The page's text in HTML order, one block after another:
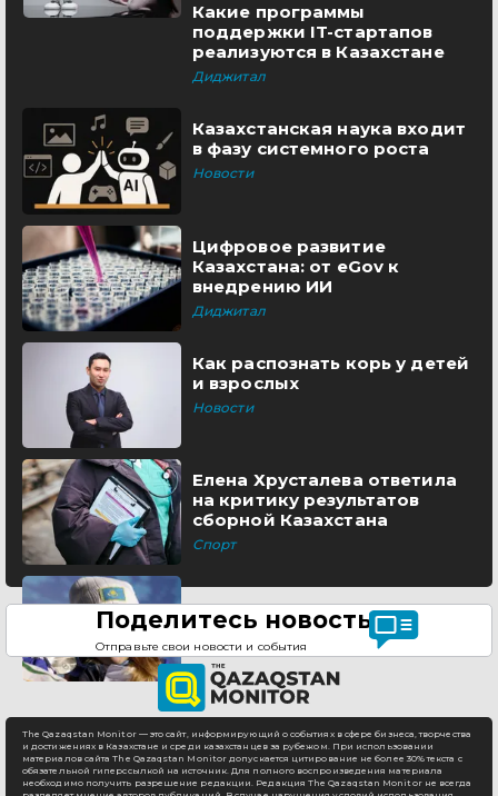
Какие программы
поддержки IT-стартапов
реализуются в Казахстане
Диджитал
Казахстанская наука входит
в фазу системного роста
Новости
Цифровое развитие
Казахстана: от eGov к
внедрению ИИ
Диджитал
Как распознать корь у детей
и взрослых
Новости
Елена Хрусталева ответила
на критику результатов
сборной Казахстана
Спорт
Поделитесь новостью
Отправьте свои новости и события
The Qazaqstan Monitor — это сайт, информирующий о событиях в сфере бизнеса, творчества
и достижениях в Казахстане и среди казахстанцев за рубежом. При использовании
материалов сайта The Qazaqstan Monitor допускается цитирование не более 30% текста с
обязательной гиперссылкой на источник. Для полного воспроизведения материала
необходимо получить разрешение редакции. Редакция The Qazaqstan Monitor не всегда